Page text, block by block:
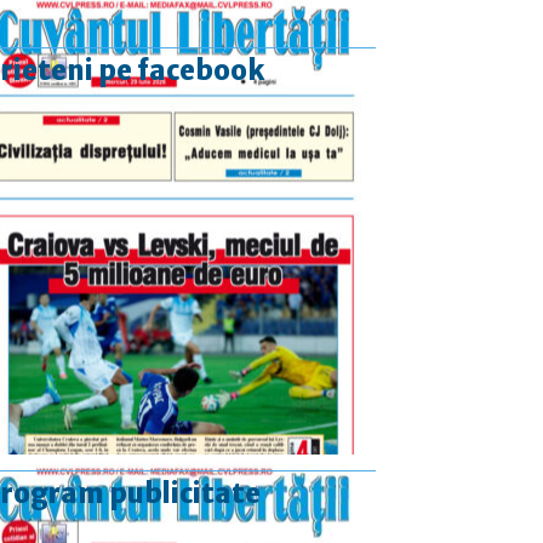
pe facebook
publicitate